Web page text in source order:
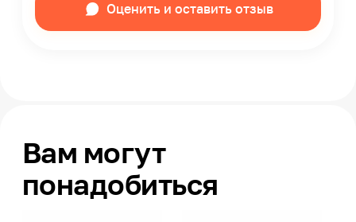
Оценить и оставить отзыв
Вам могут
понадобиться